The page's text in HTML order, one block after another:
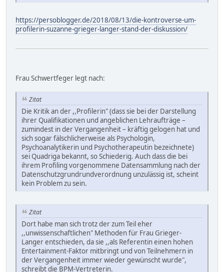
https://persoblogger.de/2018/08/13/die-kontroverse-um-
profilerin-suzanne-grieger-langer-stand-der-diskussion/
Frau Schwertfeger legt nach:
Zitat
Die Kritik an der ,,Profilerin" (dass sie bei der Darstellung
ihrer Qualifikationen und angeblichen Lehraufträge –
zumindest in der Vergangenheit – kräftig gelogen hat und
sich sogar fälschlicherweise als Psychologin,
Psychoanalytikerin und Psychotherapeutin bezeichnete)
sei Quadriga bekannt, so Schiederig. Auch dass die bei
ihrem Profiling vorgenommene Datensammlung nach der
Datenschutzgrundrundverordnung unzulässig ist, scheint
kein Problem zu sein.
Zitat
Dort habe man sich trotz der zum Teil eher
,,unwissenschaftlichen" Methoden für Frau Grieger-
Langer entschieden, da sie ,,als Referentin einen hohen
Entertainment-Faktor mitbringt und von Teilnehmern in
der Vergangenheit immer wieder gewünscht wurde",
schreibt die BPM-Vertreterin.